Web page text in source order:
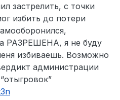
застрелить, с точки
избить до потери
РАЗРЕШЕНА, я не буду
избиваешь. Возможно
администрации